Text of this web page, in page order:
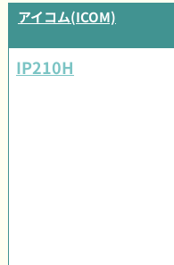
アイコム(ICOM)
IP210H